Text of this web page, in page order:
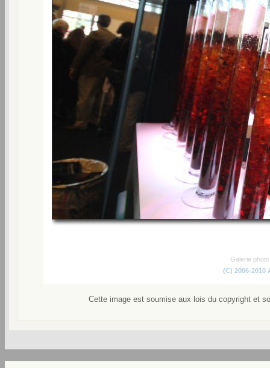
Galerie
(C) 2006-2010
Cette image est soumise aux lois du copyright et